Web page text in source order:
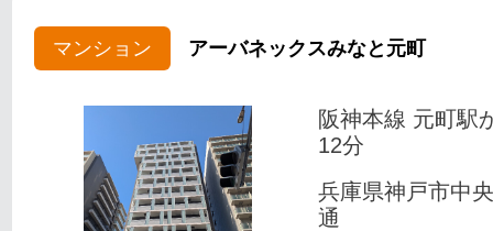
マンション アーバネックスみなと元町
阪神本線 元町駅
12分
兵庫県神戸市中
通